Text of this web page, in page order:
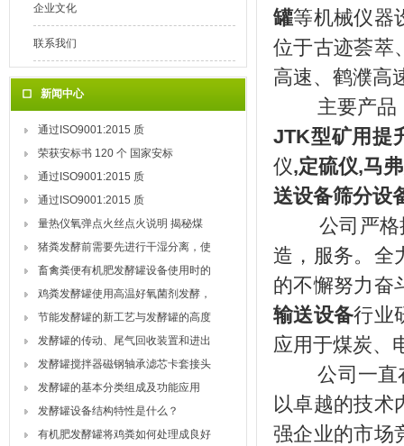
企业文化
联系我们
新闻中心
通过ISO9001:2015 质
荣获安标书 120 个 国家安标
通过ISO9001:2015 质
通过ISO9001:2015 质
量热仪氧弹点火丝点火说明 揭秘煤
猪粪发酵前需要先进行干湿分离，使
畜禽粪便有机肥发酵罐设备使用时的
鸡粪发酵罐使用高温好氧菌剂发酵，
节能发酵罐的新工艺与发酵罐的高度
发酵罐的传动、尾气回收装置和进出
发酵罐搅拌器磁钢轴承滤芯卡套接头
发酵罐的基本分类组成及功能应用
发酵罐设备结构特性是什么？
有机肥发酵罐将鸡粪如何处理成良好
罐等机械仪器
位于古迹荟
高速、鹤濮高
主要产品
JTK型矿用提
仪,定硫仪,马
送设备筛分设
公司严格按
造，服务。全
的不懈努力奋
输送设备行业
应用于煤炭、
公司一直在
以卓越的技术
强企业的市场